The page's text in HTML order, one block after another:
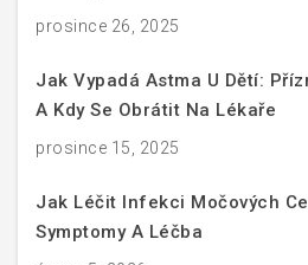
prosince 26, 2025
Jak Vypadá Astma U Dětí:
A Kdy Se Obrátit Na Lékaře
prosince 15, 2025
Jak Léčit Infekci Močových
Symptomy A Léčba